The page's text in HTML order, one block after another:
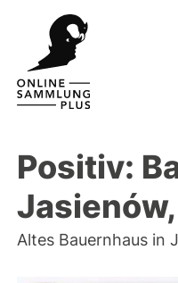
Positiv:
Altes Bauernhaus in